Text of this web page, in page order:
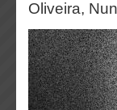
Oliveira,